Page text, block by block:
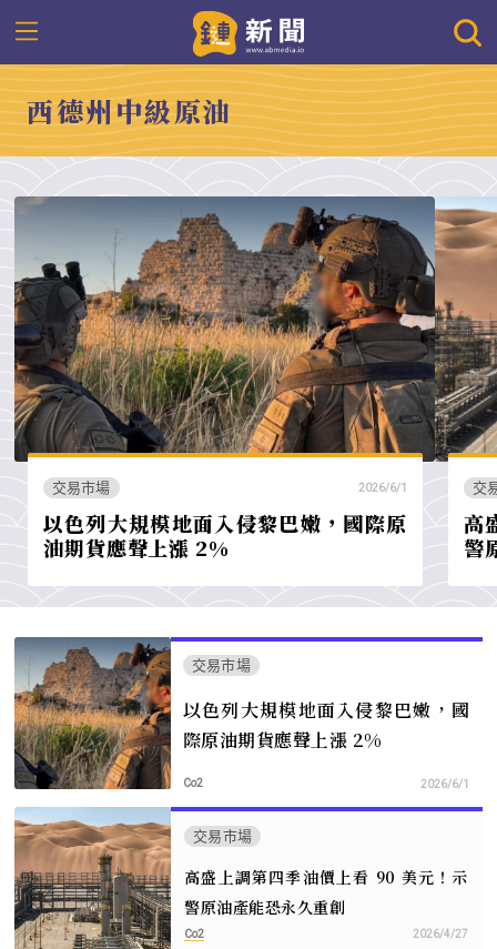
西德州中級原油
交易市場 2026/6/1
以色列大規模地面入侵黎巴嫩，國際原
油期貨應聲上漲 2%
交
高
警
交易市場
以色列大規模地面入侵黎巴嫩，國
際原油期貨應聲上漲 2%
Co2 2026/6/1
交易市場
高盛上調第四季油價上看 90 美元！示
警原油產能恐永久重創
Co2 2026/4/27